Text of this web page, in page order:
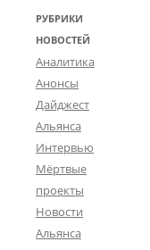
РУБРИКИ
НОВОСТЕЙ
Аналитика
Анонсы
Дайджест
Альянса
Интервью
Мёртвые
проекты
Новости
Альянса